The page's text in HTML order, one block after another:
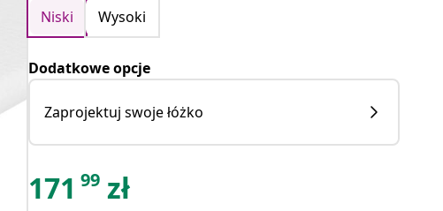
Niski
Wysoki
Dodatkowe opcje
Zaprojektuj swoje łóżko
171 99 zł